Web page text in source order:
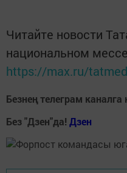
Читайте новости
национальном
https://max.ru/
Безнең телеграм
Без "Дзен"да! Дзен